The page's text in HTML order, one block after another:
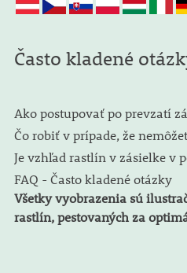
Často kladené
Ako postupovať po prevzatí
Čo robiť v prípade, že
Je vzhľad rastlín v zásielke v
FAQ - Často kladené otázky
Všetky vyobrazenia sú
rastlín, pestovaných za